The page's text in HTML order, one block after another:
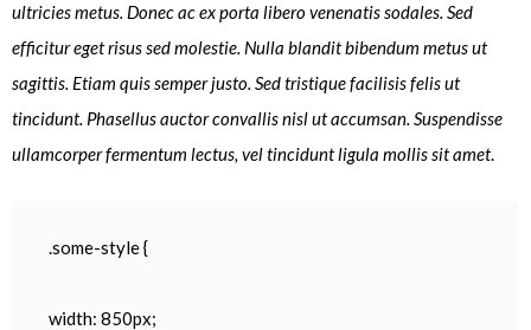
ultricies metus. Donec ac ex porta libero venenatis sodales. Sed
efficitur eget risus sed molestie. Nulla blandit bibendum metus ut
sagittis. Etiam quis semper justo. Sed tristique facilisis felis ut
tincidunt. Phasellus auctor convallis nisl ut accumsan. Suspendisse
ullamcorper fermentum lectus, vel tincidunt ligula mollis sit amet.
.some-style {
width: 850px;